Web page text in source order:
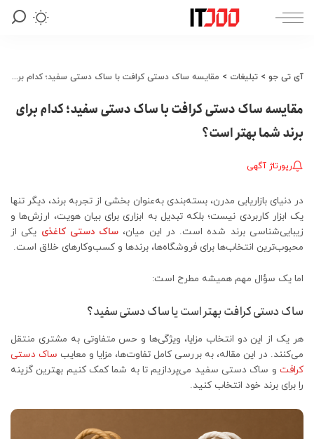
آی تی جو > تبلیغات > مقایسه ساک دستی کرافت با ساک دستی سفید؛ کدام برای برند شما بهتر است؟
مقایسه ساک دستی کرافت با ساک دستی سفید؛ کدام برای
برند شما بهتر است؟
رپورتاژ آگهی
در دنیای بازاریابی مدرن، بسته‌بندی به‌عنوان بخشی از تجربه برند، دیگر تنها
یک ابزار کاربردی نیست؛ بلکه تبدیل به ابزاری برای بیان هویت، ارزش‌ها و
زیبایی‌شناسی برند شده است. در این میان، ساک دستی کاغذی یکی از
محبوب‌ترین انتخاب‌ها برای فروشگاه‌ها، برندها و کسب‌وکارهای خلاق است.
اما یک سؤال مهم همیشه مطرح است:
ساک دستی کرافت بهتر است یا ساک دستی سفید؟
هر یک از این دو انتخاب مزایا، ویژگی‌ها و حس متفاوتی به مشتری منتقل
می‌کنند. در این مقاله، به بررسی کامل تفاوت‌ها، مزایا و معایب ساک دستی
کرافت و ساک دستی سفید می‌پردازیم تا به شما کمک کنیم بهترین گزینه
را برای برند خود انتخاب کنید.